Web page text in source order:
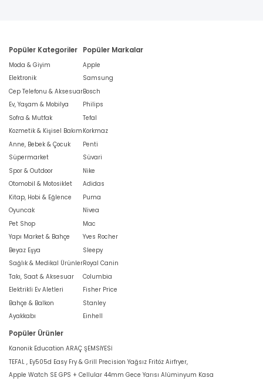
Popüler Kategoriler
Moda & Giyim
Elektronik
Cep Telefonu & Aksesuar
Ev, Yaşam & Mobilya
Sofra & Mutfak
Kozmetik & Kişisel Bakım
Anne, Bebek & Çocuk
Süpermarket
Spor & Outdoor
Otomobil & Motosiklet
Kitap, Hobi & Eğlence
Oyuncak
Pet Shop
Yapı Market & Bahçe
Beyaz Eşya
Sağlık & Medikal Ürünler
Takı, Saat & Aksesuar
Elektrikli Ev Aletleri
Bahçe & Balkon
Ayakkabı
Popüler Markalar
Apple
Samsung
Bosch
Philips
Tefal
Korkmaz
Penti
Süvari
Nike
Adidas
Puma
Nivea
Mac
Yves Rocher
Sleepy
Royal Canin
Columbia
Fisher Price
Stanley
Einhell
Popüler Ürünler
Kanonik Education ARAÇ ŞEMSİYESİ
TEFAL , Ey505d Easy Fry & Grill Precision Yağsız Fritöz Airfryer,
Apple Watch SE GPS + Cellular 44mm Gece Yarısı Alüminyum Kasa